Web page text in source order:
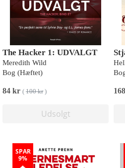
The Hacker 1: UDVALGT
Meredith Wild
Bog (Hæftet)
84 kr ( 100 kr)
Udsolgt
SPAR
9%